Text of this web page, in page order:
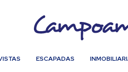
ESCAPADAS